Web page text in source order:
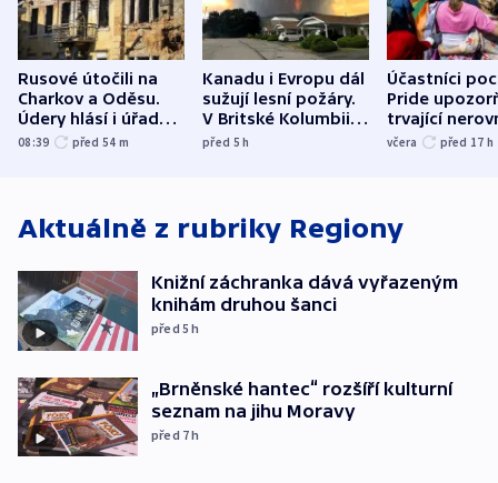
Rusové útočili na
Charkov a Oděsu.
Údery hlásí i úřady v
Bělgorodu
08:39 před 54 m
Kanadu i Evropu dál
sužují lesní požáry.
V Britské Kolumbii
evakuovali tisíce lidí
před 5h
Účastníci
Pride
trvající
včera před 17 h
Aktuálně z rubriky Regiony
Knižní záchranka dává vyřazeným
knihám druhou šanci
před 5h
„Brněnské hantec“ rozšíří kulturní
seznam na jihu Moravy
před 7h